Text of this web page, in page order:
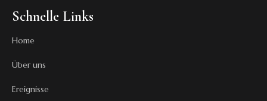
Schnelle Links
Home
Über uns
Ereignisse